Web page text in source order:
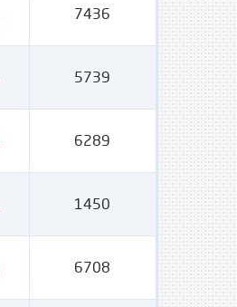
7436
5739
6289
1450
6708